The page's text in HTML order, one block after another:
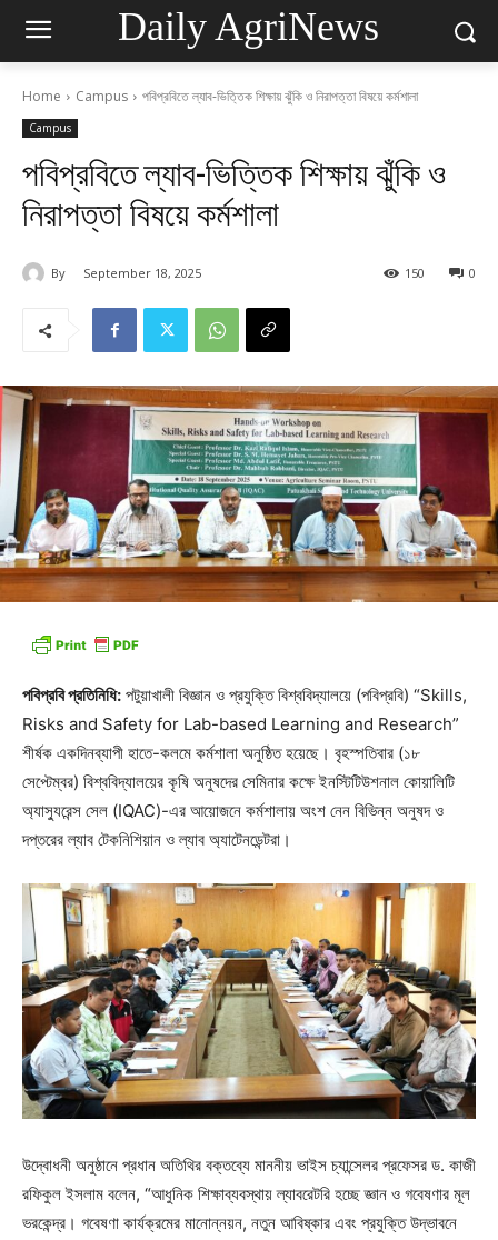
Daily AgriNews
Home Campus পবিপ্রবিতে ল্যাব-ভিত্তিক শিক্ষায় ঝুঁকি ও নিরাপত্তা বিষয়ে কর্মশালা
Campus
পবিপ্রবিতে ল্যাব-ভিত্তিক শিক্ষায় ঝুঁকি ও
নিরাপত্তা বিষয়ে কর্মশালা
By September 18, 2025 0
150
পবিপ্রবি প্রতিনিধি: পটুয়াখালী বিজ্ঞান ও প্রযুক্তি বিশ্ববিদ্যালয়ে (পবিপ্রবি) “Skills,
Risks and Safety for Lab-based Learning and Research”
শীর্ষক একদিনব্যাপী হাতে-কলমে কর্মশালা অনুষ্ঠিত হয়েছে। বৃহস্পতিবার (১৮
সেপ্টেম্বর) বিশ্ববিদ্যালয়ের কৃষি অনুষদের সেমিনার কক্ষে ইনস্টিটিউশনাল কোয়ালিটি
অ্যাস্যুরেন্স সেল (IQAC)-এর আয়োজনে কর্মশালায় অংশ নেন বিভিন্ন অনুষদ ও
দপ্তরের ল্যাব টেকনিশিয়ান ও ল্যাব অ্যাটেনডেন্টরা।
উদ্বোধনী অনুষ্ঠানে প্রধান অতিথির বক্তব্যে মাননীয় ভাইস চ্যান্সেলর প্রফেসর ড. কাজী
রফিকুল ইসলাম বলেন, “আধুনিক শিক্ষাব্যবস্থায় ল্যাবরেটরি হচ্ছে জ্ঞান ও গবেষণার মূল
ভরকেন্দ্র। গবেষণা কার্যক্রমের মানোন্নয়ন, নতুন আবিষ্কার এবং প্রযুক্তি উদ্ভাবনে